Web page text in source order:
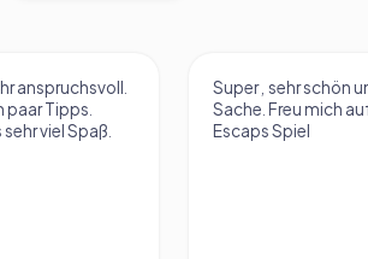
anspruchsvoll.
paar Tipps.
viel Spaß.
Super , sehr schön
Sache. Freu mich
Escaps Spiel